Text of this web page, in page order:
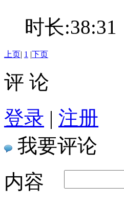
时长:38:31
上页| 1 |下页
评 论
登录 | 注册
我要评论
内容